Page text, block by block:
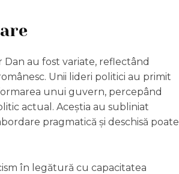
au fost variate, reflectând
Unii lideri politici au primit
unui guvern, percepând
actual. Aceștia au subliniat
pragmatică și deschisă poate
în legătură cu capacitatea